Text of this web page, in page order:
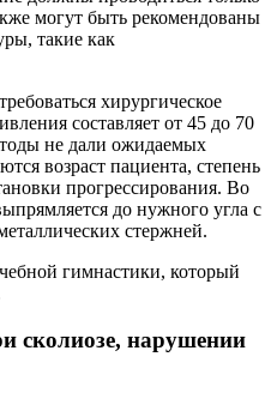
могут быть рекомендованы
такие как
хирургическое
составляет от 45 до 70
не дали ожидаемых
возраст пациента, степень
прогрессирования. Во
до нужного угла с
стержней.
гимнастики, который
сколиозе, нарушении